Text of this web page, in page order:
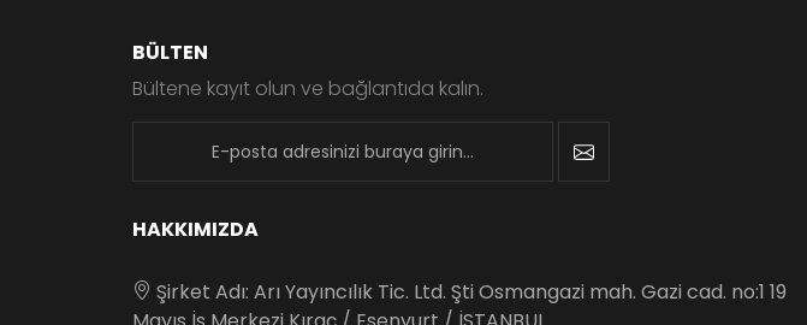
BÜLTEN
Bültene kayıt olun ve bağlantıda kalın.
HAKKIMIZDA
Şirket Adı: Arı Yayıncılık Tic. Ltd. Şti Osmangazi mah. Gazi cad. no:1 19